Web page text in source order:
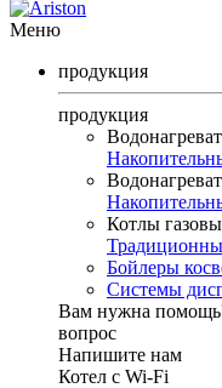
Меню
продукция
продукция
Котлы
Бойлеры
Системы
Вам нужна
вопрос
Напишите нам
Котел с Wi-Fi